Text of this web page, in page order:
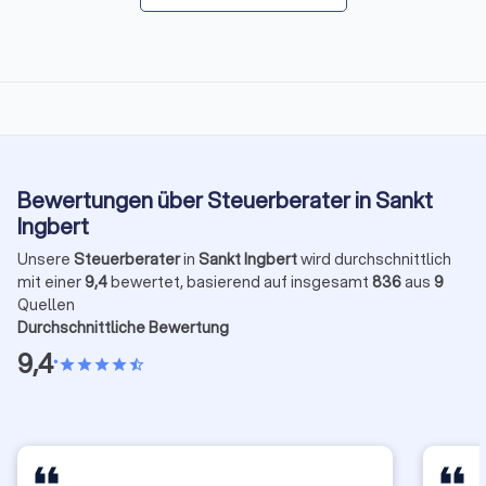
Bewertungen über Steuerberater in Sankt
Ingbert
Unsere Steuerberaterin Sankt Ingbertwird durchschnittlich
mit einer9,4bewertet, basierend auf insgesamt 836aus 9
Quellen
Durchschnittliche Bewertung
9,4•starstarstarstarstar_half